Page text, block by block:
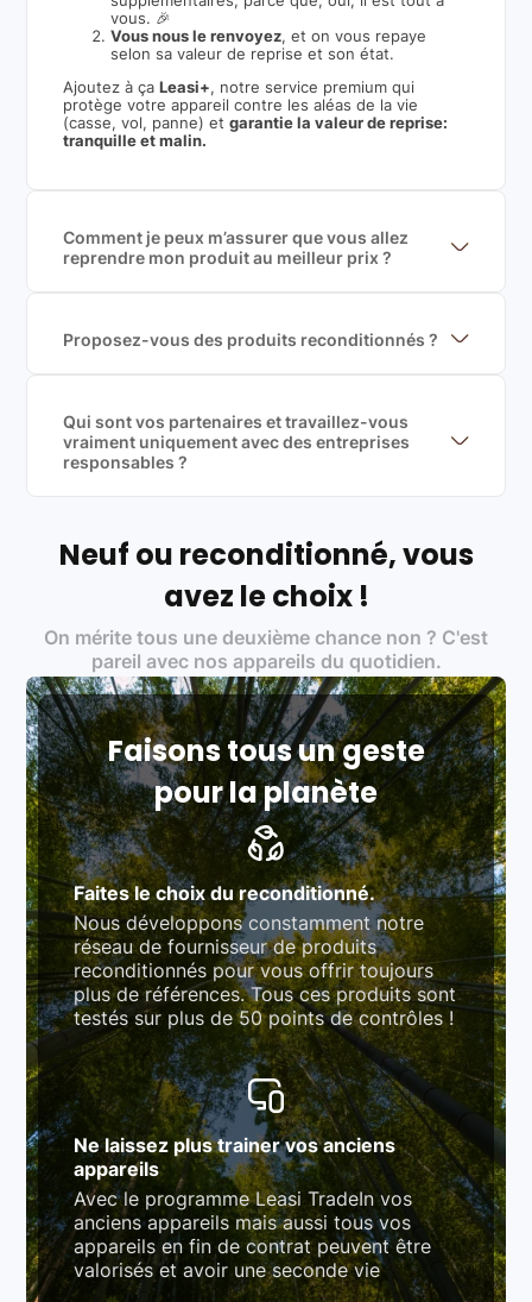
vous. 🎉
Vous nous le renvoyez, et on vous repaye
selon sa valeur de reprise et son état.
Ajoutez à ça Leasi+, notre service premium qui
protège votre appareil contre les aléas de la vie
(casse, vol, panne) etgarantie la valeur de reprise:
tranquille et malin.
Comment je peux m’assurer que vous allez
reprendre mon produit au meilleur prix ?
garantir le meilleur prix de rachat. De plus, nous
sommes rémunéré à la commission sur la valeur de
Proposez-vous des produits reconditionnés ?
produits officiels de grandes marques et du
reconditionné de haute qualité
Qui sont vos partenaires et travaillez-vous
vraiment uniquement avec des entreprises
responsables ?
Labels environnementaux & qualité de nos partenaires
traitement des déchets électroniques (DEEE)
Produits testés et vérifiés selon des standards
rigoureux (80 à 100 points de contrôle en
fonction des produits)
Respect des normes RAEE, RoHS, et du
référentiel QualiRepar (bonus réparation)
Neuf ou reconditionné, vous
avez le choix !
On mérite tous une deuxième chance non ? C'est
pareil avec nos appareils du quotidien.
Faisons tous un geste
pour la planète
Faites le choix du reconditionné.
Nous développons constamment notre
réseau de fournisseur de produits
reconditionnés pour vous offrir toujours
plus de références. Tous ces produits sont
testés sur plus de 50 points de contrôles !
Ne laissez plus trainer vos anciens
appareils
Avec le programme Leasi TradeIn vos
anciens appareils mais aussi tous vos
appareils en fin de contrat peuvent être
valorisés et avoir une seconde vie